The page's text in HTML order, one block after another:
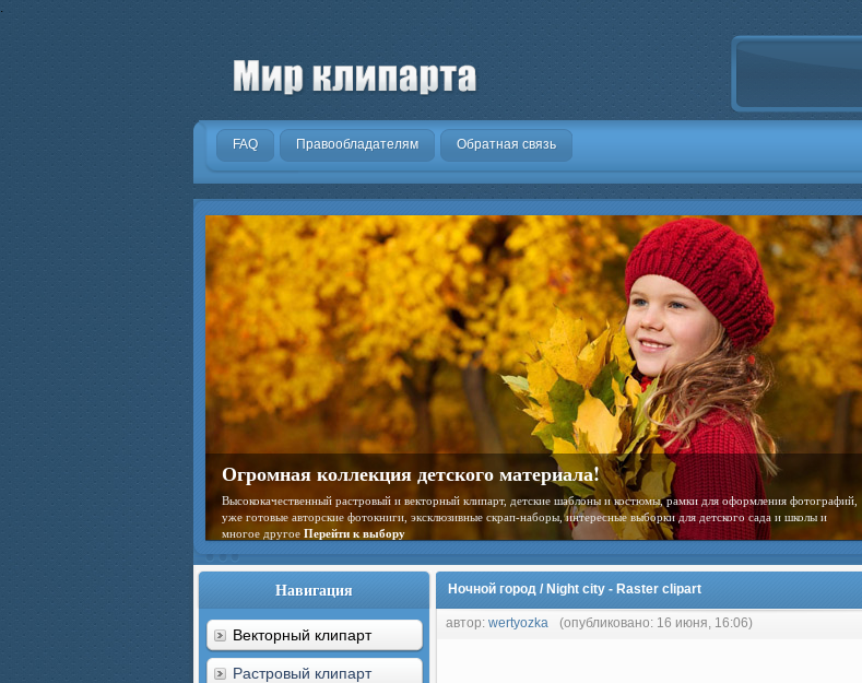
.
FAQ Правообладателям Обратная связь
Огромная коллекция детского материала!
Высококачественный растровый и векторный клипарт, детские шаблоны и костюмы, рамки для оформления фотографий,
уже готовые авторские фотокниги, эксклюзивные скрап-наборы, интересные выборки для детского сада и школы и
многое другое Перейти к выбору
Навигация
Векторный клипарт
Растровый клипарт
Ночной город / Night city - Raster clipart
автор: wertyozka (опубликовано: 16 июня, 16:06)